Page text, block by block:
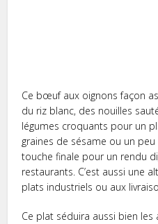
Ce bœuf aux oignons façon
du riz blanc, des nouilles
légumes croquants pour un
graines de sésame ou un
touche finale pour un rendu
restaurants. C’est aussi une
plats industriels ou aux
Ce plat séduira aussi bien